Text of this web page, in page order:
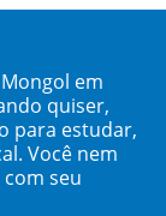
em
quiser,
para estudar,
Você nem
seu